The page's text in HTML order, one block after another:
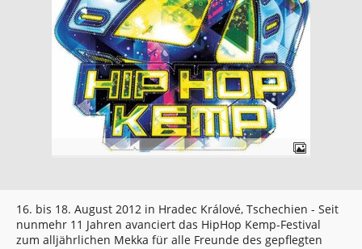
16. bis 18. August 2012 in Hradec Králové, Tschechien - Seit
nunmehr 11 Jahren avanciert das HipHop Kemp-Festival
zum alljährlichen Mekka für alle Freunde des gepflegten